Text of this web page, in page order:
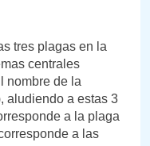
tres plagas en la
centrales
nombre de la
aludiendo a estas 3
a la plaga
a las